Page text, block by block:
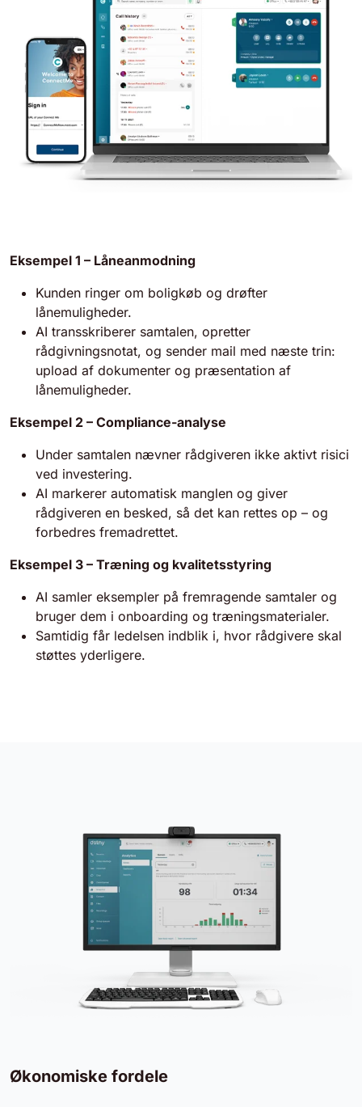
Eksempel 1 – Låneanmodning
Kunden ringer om boligkøb og drøfter
lånemuligheder.
AI transskriberer samtalen, opretter
rådgivningsnotat, og sender mail med næste trin:
upload af dokumenter og præsentation af
lånemuligheder.
Eksempel 2 – Compliance-analyse
Under samtalen nævner rådgiveren ikke aktivt risici
ved investering.
AI markerer automatisk manglen og giver
rådgiveren en besked, så det kan rettes op – og
forbedres fremadrettet.
Eksempel 3 – Træning og kvalitetsstyring
AI samler eksempler på fremragende samtaler og
bruger dem i onboarding og træningsmaterialer.
Samtidig får ledelsen indblik i, hvor rådgivere skal
støttes yderligere.
Økonomiske fordele